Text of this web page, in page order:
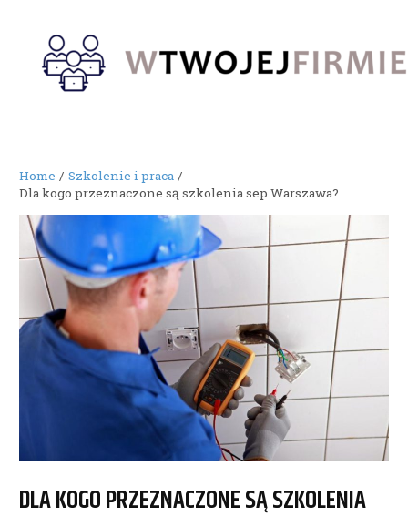
content
Home
Szkolenie i praca
Dla kogo przeznaczone są szkolenia sep Warszawa?
DLA KOGO PRZEZNACZONE SĄ SZKOLENIA